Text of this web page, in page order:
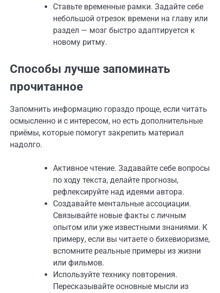
Ставьте временные рамки. Задайте себе
небольшой отрезок времени на главу или
раздел — мозг быстро адаптируется к
новому ритму.
Способы лучше запоминать
прочитанное
Запомнить информацию гораздо проще, если читать
осмысленно и с интересом, но есть дополнительные
приёмы, которые помогут закрепить материал
надолго.
Активное чтение. Задавайте себе вопросы
по ходу текста, делайте прогнозы,
рефлексируйте над идеями автора.
Создавайте ментальные ассоциации.
Связывайте новые факты с личным
опытом или уже известными знаниями. К
примеру, если вы читаете о бихевиоризме,
вспомните реальные примеры из жизни
или фильмов.
Используйте технику повторения.
Пересказывайте основные мысли из